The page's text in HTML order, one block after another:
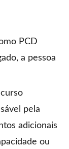
PCD
a pessoa
pela
adicionais
ou